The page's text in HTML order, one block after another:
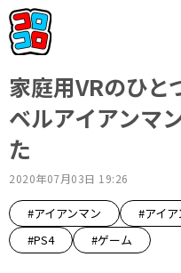
家庭用VRのひ
ベルアイアンマ
た
2020年07月03日 19:26
#アイアンマン #アイア
#PS4
#ゲーム